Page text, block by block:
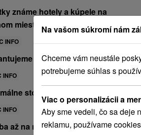
známe hotely a kúpele na
mieste
INFO
najnižšie ceny
INFO
storno poplatky
INFO
až na mieste pobytu
Na vašom súkromí nám
Chceme vám neustále
potrebujeme súhlas s
Viac o personalizácii a
Aby sme vedeli, čo sa deje
reklamu, používame